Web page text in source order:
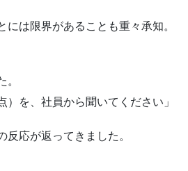
は限界があることも重々承知。
。
）を、社員から聞いてください」
反応が返ってきました。